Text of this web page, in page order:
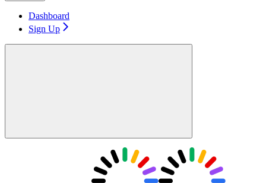
Dashboard
Sign Up